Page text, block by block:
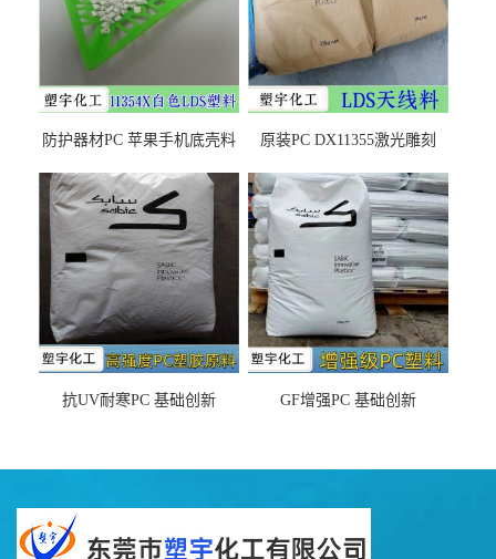
防护器材PC 苹果手机底壳料
之忧
原装PC DX11355激光雕刻
抗UV耐寒PC 基础创新
GF增强PC 基础创新